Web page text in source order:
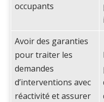
occupants
Avoir des garanties
pour traiter les
demandes
d’interventions avec
réactivité et assurer